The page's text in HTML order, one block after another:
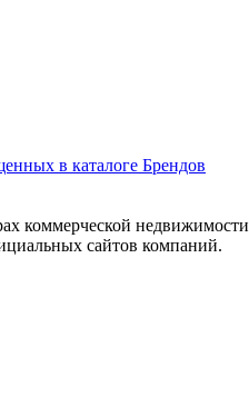
в каталоге Брендов
коммерческой недвижимости
сайтов компаний.